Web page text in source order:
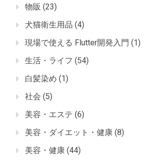
物販 (23)
犬猫衛生用品 (4)
現場で使える Flutter開発入門 (1)
生活・ライフ (54)
白髪染め (1)
社会 (5)
美容・エステ (6)
美容・ダイエット・健康 (8)
美容・健康 (44)